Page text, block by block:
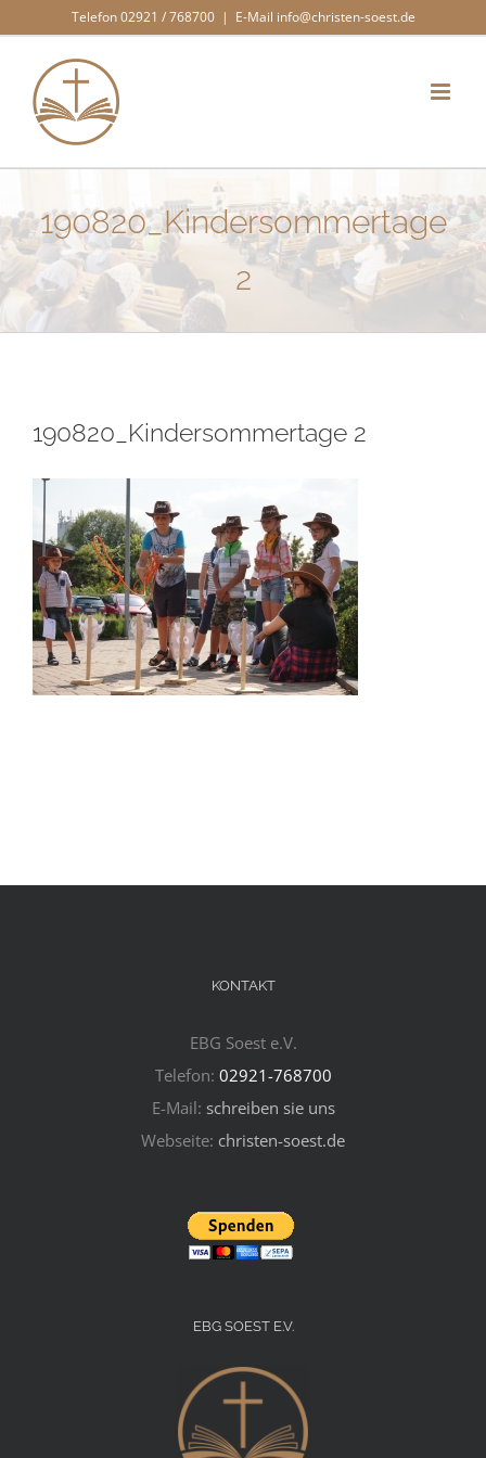
springen
Telefon 02921 / 768700 | E-Mail info@christen-soest.de
190820_Kindersommertage
2
190820_Kindersommertage 2
KONTAKT
EBG Soest e.V.
Telefon: 02921-768700
E-Mail: schreiben sie uns
Webseite: christen-soest.de
EBG SOEST E.V.